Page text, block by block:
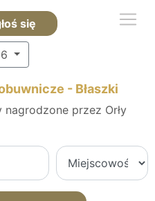
się
- Błaszki
przez Orły